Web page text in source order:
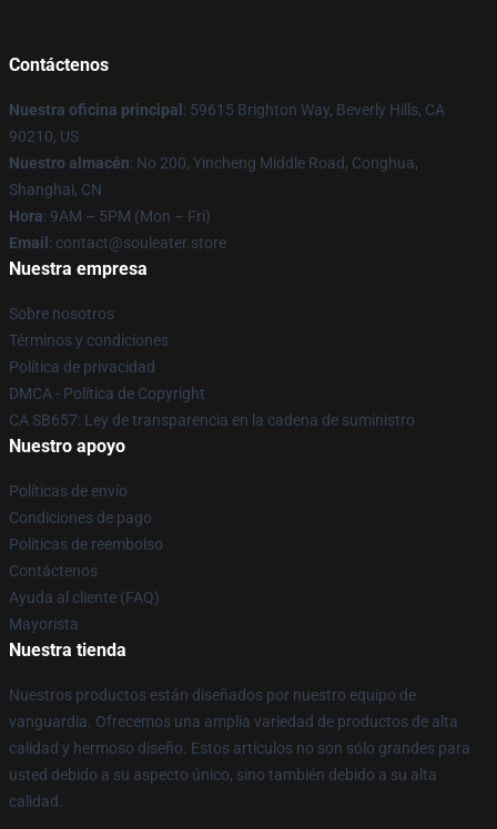
Contáctenos
Nuestra oficina principal : 59615 Brighton Way, Beverly Hills, CA
90210, US
Nuestro almacén: No 200, Yincheng Middle Road, Conghua,
Shanghai, CN
Hora: 9AM – 5PM (Mon – Fri)
Email : contact@souleater.store
Nuestra empresa
Sobre nosotros
Términos y condiciones
Política de privacidad
DMCA - Política de Copyright
CA SB657: Ley de transparencia en la cadena de suministro
Nuestro apoyo
Políticas de envío
Condiciones de pago
Políticas de reembolso
Contáctenos
Ayuda al cliente (FAQ)
Mayorista
Nuestra tienda
Nuestros productos están diseñados por nuestro equipo de
vanguardia. Ofrecemos una amplia variedad de productos de alta
calidad y hermoso diseño. Estos artículos no son sólo grandes para
usted debido a su aspecto único, sino también debido a su alta
calidad.